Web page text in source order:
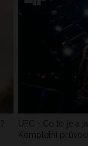
UFC - Co to je a
Kompletní